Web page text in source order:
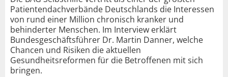
Patientendachverbände Deutschlands die Interessen
von rund einer Million chronisch kranker und
behinderter Menschen. Im Interview erklärt
Bundesgeschäftsführer Dr. Martin Danner, welche
Chancen und Risiken die aktuellen
Gesundheitsreformen für die Betroffenen mit sich
bringen.